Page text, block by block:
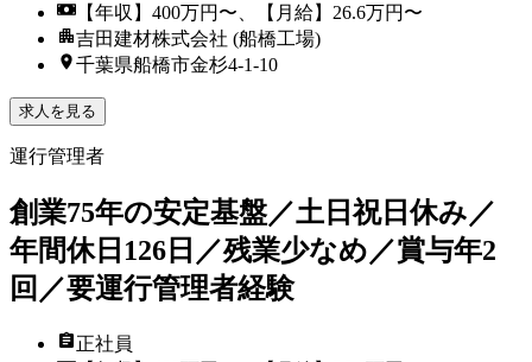
【年収】400万円〜、【月給】26.6万円〜
吉田建材株式会社 (船橋工場)
千葉県船橋市金杉4-1-10
求人を見る
運行管理者
創業75年の安定基盤／土日祝日休み／
年間休日126日／残業少なめ／賞与年2
回／要運行管理者経験
正社員